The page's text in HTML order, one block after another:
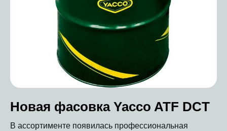
Новая фасовка Yacco ATF DCT
В ассортименте появилась профессиональная